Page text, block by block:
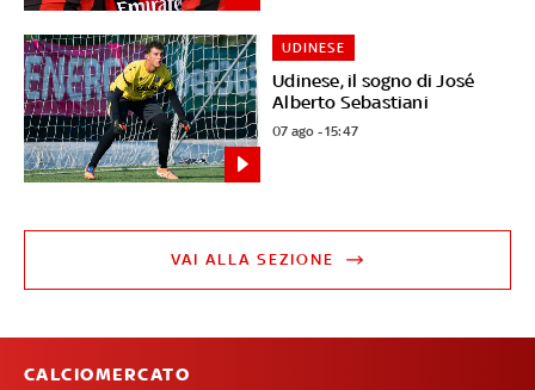
Udinese, il sogno di José
Alberto Sebastiani
UDINESE
07 ago - 15:47
VAI ALLA SEZIONE
CALCIOMERCATO